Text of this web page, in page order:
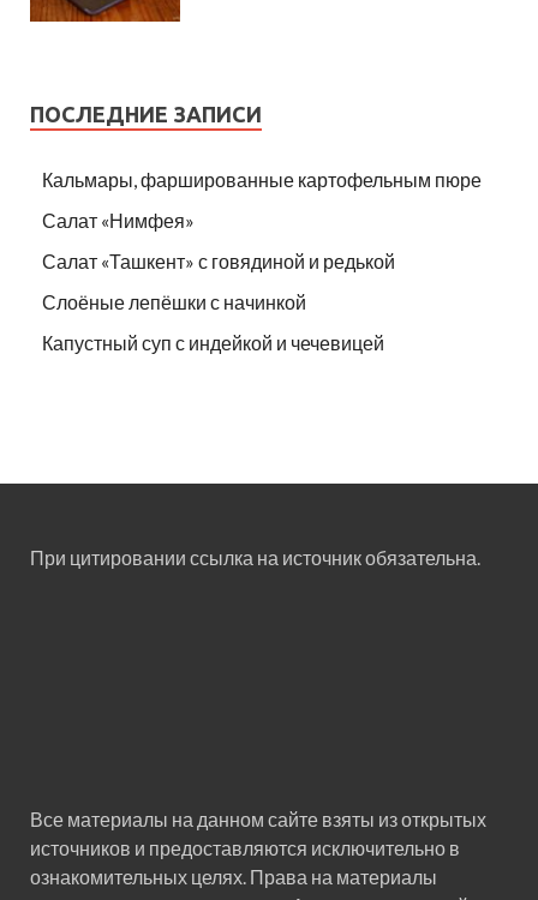
ПОСЛЕДНИЕ ЗАПИСИ
Кальмары, фаршированные картофельным пюре
Салат «Нимфея»
Салат «Ташкент» с говядиной и редькой
Слоёные лепёшки с начинкой
Капустный суп с индейкой и чечевицей
При цитировании ссылка на источник обязательна.
Все материалы на данном сайте взяты из открытых
источников и предоставляются исключительно в
ознакомительных целях. Права на материалы